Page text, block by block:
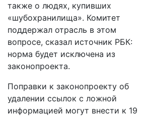
также о людях, купивших
«шубохранилища». Комитет
поддержал отрасль в этом
вопросе, сказал источник РБК:
норма будет исключена из
законопроекта.
Поправки к законопроекту об
удалении ссылок с ложной
информацией могут внести к 19